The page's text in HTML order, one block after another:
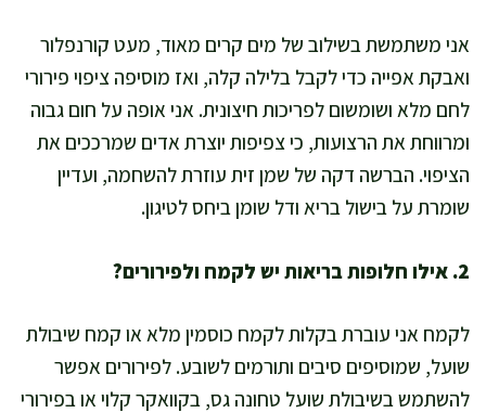
אני משתמשת בשילוב של מים קרים מאוד, מעט קורנפלור
ואבקת אפייה כדי לקבל בלילה קלה, ואז מוסיפה ציפוי פירורי
לחם מלא ושומשום לפריכות חיצונית. אני אופה על חום גבוה
ומרווחת את הרצועות, כי צפיפות יוצרת אדים שמרככים את
הציפוי. הברשה דקה של שמן זית עוזרת להשחמה, ועדיין
שומרת על בישול בריא ודל שומן ביחס לטיגון.
2. אילו חלופות בריאות יש לקמח ולפירורים?
לקמח אני עוברת בקלות לקמח כוסמין מלא או קמח שיבולת
שועל, שמוסיפים סיבים ותורמים לשובע. לפירורים אפשר
להשתמש בשיבולת שועל טחונה גס, בקוואקר קלוי או בפירורי